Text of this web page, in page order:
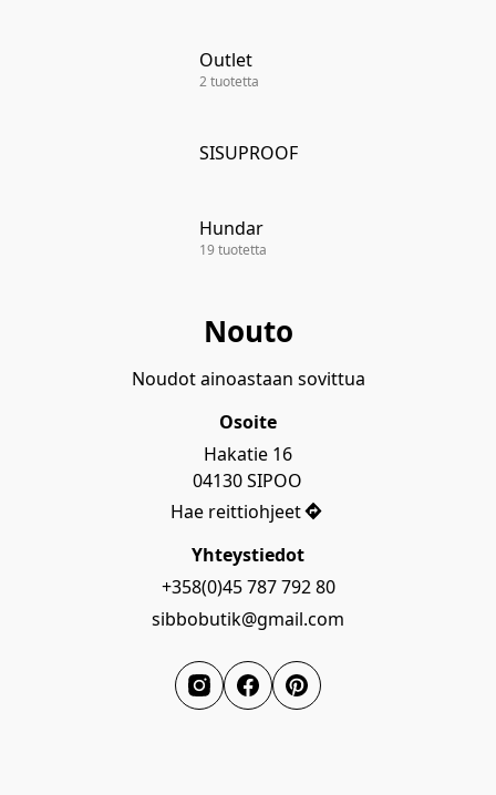
Outlet
Outlet
2 tuotetta
SISUPROOF
Hundar
Hundar
19 tuotetta
Nouto
Noudot ainoastaan sovittua
Osoite
Hakatie 16
04130 SIPOO
Hae reittiohjeet
Yhteystiedot
+358(0)45 787 792 80
sibbobutik@gmail.com